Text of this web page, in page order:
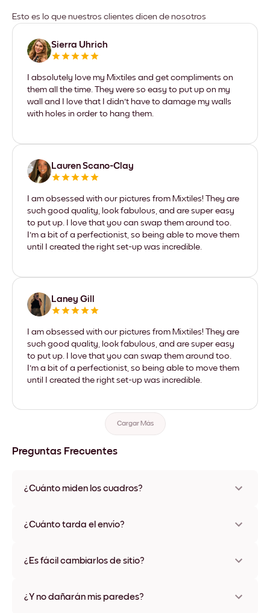
Esto es lo que nuestros clientes dicen de nosotros
Sierra Uhrich
I absolutely love my Mixtiles and get compliments on
them all the time. They were so easy to put up on my
wall and I love that I didn't have to damage my walls
with holes in order to hang them.
Lauren Scano-Clay
I am obsessed with our pictures from Mixtiles! They are
such good quality, look fabulous, and are super easy
to put up. I love that you can swap them around too.
I'm a bit of a perfectionist, so being able to move them
until I created the right set-up was incredible.
Laney Gill
I am obsessed with our pictures from Mixtiles! They are
such good quality, look fabulous, and are super easy
to put up. I love that you can swap them around too.
I'm a bit of a perfectionist, so being able to move them
until I created the right set-up was incredible.
Cargar Más
Preguntas Frecuentes
¿Cuánto miden los cuadros?
varios materiales y colores de marco, incluidas opciones sin
¿Cuánto tarda el envío?
disponibles en algunos países. Te enviaremos un número de
¿Es fácil cambiarlos de sitio?
ningún daño
¿Y no dañarán mis paredes?